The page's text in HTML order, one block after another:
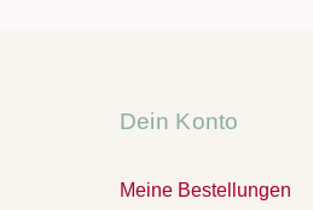
Dein Konto
Meine Bestellungen